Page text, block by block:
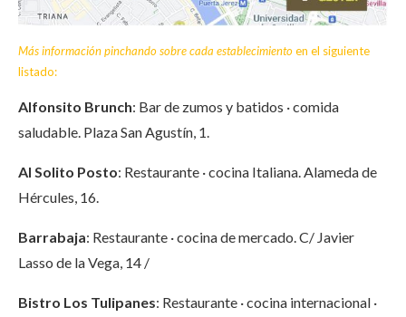
Más información pinchando sobre cada establecimientoen el siguiente
listado:
Alfonsito Brunch: Bar de zumos y batidos · comida
saludable. Plaza San Agustín, 1.
Al Solito Posto: Restaurante · cocina Italiana. Alameda de
Hércules, 16.
Barrabaja: Restaurante · cocina de mercado. C/ Javier
Lasso de la Vega, 14 /
Bistro Los Tulipanes: Restaurante · cocina internacional ·